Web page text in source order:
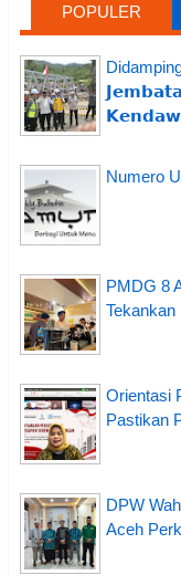
POPULER
Numero
PMDG 8
Tekankan
Orientasi
Pastikan
DPW
Aceh